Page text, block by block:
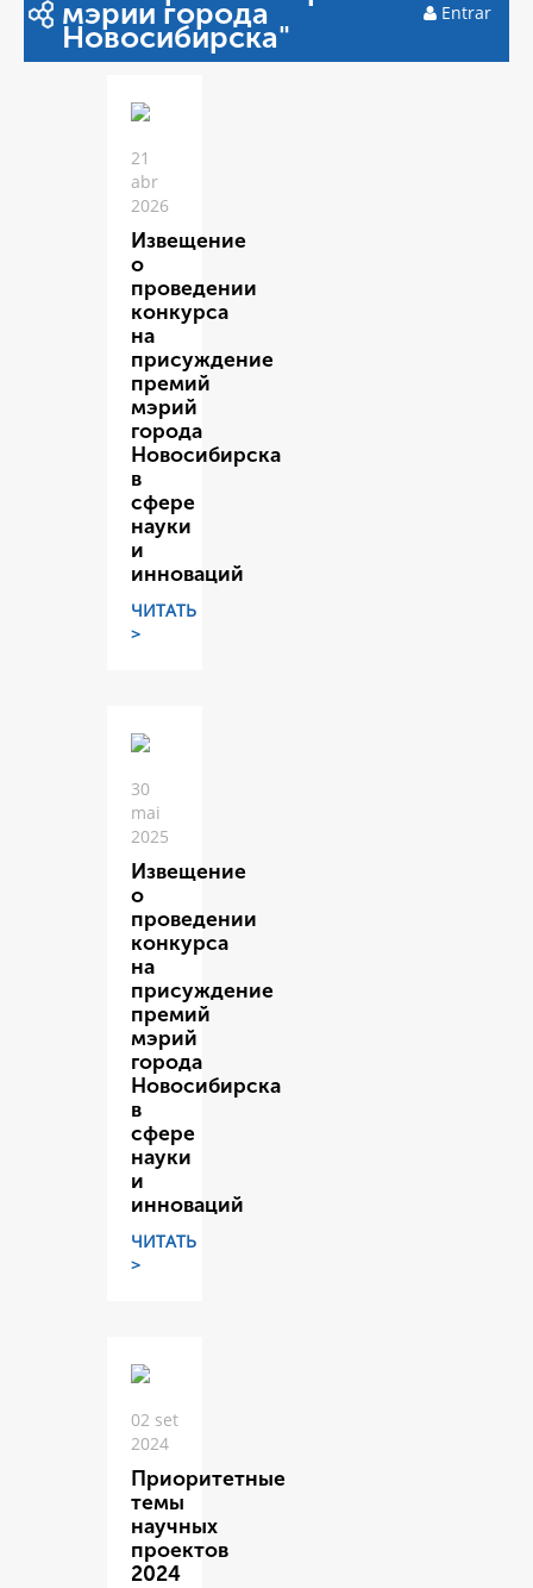
мэрии города
Новосибирска"
Entrar
21
abr
2026
Извещение
о
проведении
конкурса
на
присуждение
премий
мэрий
города
Новосибирска
в
сфере
науки
и
инноваций
ЧИТАТЬ
>
30
mai
2025
Извещение
о
проведении
конкурса
на
присуждение
премий
мэрий
города
Новосибирска
в
сфере
науки
и
инноваций
ЧИТАТЬ
>
02 set
2024
Приоритетные
темы
научных
проектов
2024